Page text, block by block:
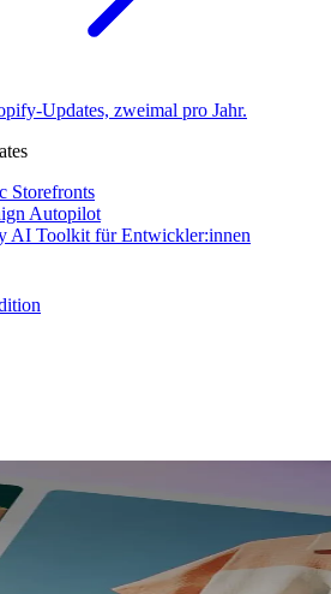
Updates, zweimal pro Jahr.
Storefronts
Autopilot
AI Toolkit für Entwickler:innen